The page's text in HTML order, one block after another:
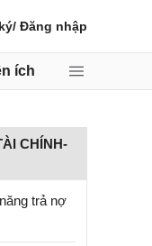
/ Đăng nhập
ích
CHÍNH-
trả nợ